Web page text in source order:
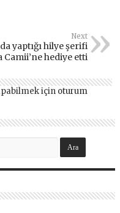
Next
yaptığı hilye şerifi
Camii’ne hediye etti
için oturum